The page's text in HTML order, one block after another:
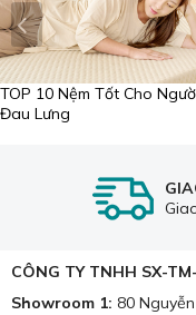
TOP 10 Nệm Tốt Cho
Đau Lưng
CÔNG TY TNHH SX-
Showroom 1: 80